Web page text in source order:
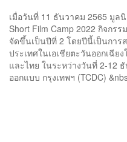
เมื่อวันที่ 11 ธันวาคม 2565 มูล
Short Film Camp 2022 กิจกร
จัดขึ้นเป็นปีที่ 2 โดยปีนี้เป็นกา
ประเทศในเอเชียตะวันออกเฉีย
และไทย ในระหว่างวันที่ 2-12
ออกแบบ กรุงเทพฯ (TCDC)